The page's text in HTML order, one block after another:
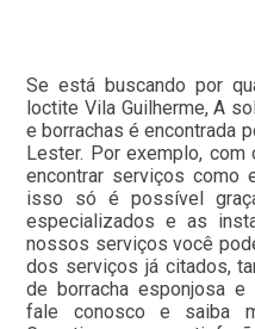
Se está buscando por
loctite Vila Guilherme, A
e borrachas é encontrada
Lester. Por exemplo,
encontrar serviços como
isso só é possível
especializados e as
nossos serviços você
dos serviços já citados,
de borracha esponjosa
fale conosco e saiba